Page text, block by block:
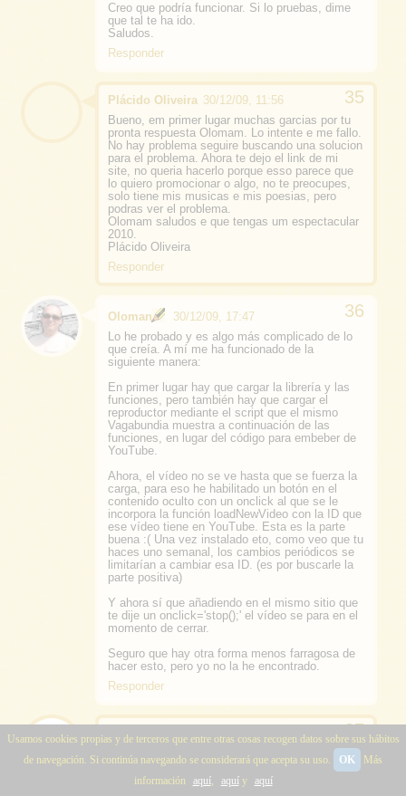
Creo que podría funcionar. Si lo pruebas, dime
que tal te ha ido.
Saludos.
Responder
Plácido Oliveira 30/12/09, 11:56
Bueno, em primer lugar muchas garcias por tu
pronta respuesta Olomam. Lo intente e me fallo.
No hay problema seguire buscando una solucion
para el problema. Ahora te dejo el link de mi
site, no queria hacerlo porque esso parece que
lo quiero promocionar o algo, no te preocupes,
solo tiene mis musicas e mis poesias, pero
podras ver el problema.
Olomam saludos e que tengas um espectacular
2010.
Plácido Oliveira
Responder
Oloman
30/12/09, 17:47
Lo he probado y es algo más complicado de lo
que creía. A mí me ha funcionado de la
siguiente manera:
En primer lugar hay que cargar la librería y las
funciones, pero también hay que cargar el
reproductor mediante el script que el mismo
Vagabundia muestra a continuación de las
funciones, en lugar del código para embeber de
YouTube.
Ahora, el vídeo no se ve hasta que se fuerza la
carga, para eso he habilitado un botón en el
contenido oculto con un onclick al que se le
incorpora la función loadNewVideo con la ID que
ese vídeo tiene en YouTube. Esta es la parte
buena :( Una vez instalado eto, como veo que tu
haces uno semanal, los cambios periódicos se
limitarían a cambiar esa ID. (es por buscarle la
parte positiva)
Y ahora sí que añadiendo en el mismo sitio que
te dije un onclick='stop();' el vídeo se para en el
momento de cerrar.
Seguro que hay otra forma menos farragosa de
hacer esto, pero yo no la he encontrado.
Responder
Oliveros
15/1/10, 11:40
hola un saludo y felicitaciones por este blog tan
interesante,fijate que eh estado tratando de
implementarlo en mi blog y se que estoy
haciendo algo mal que no funciona el script ya
Usamos cookies propias y de terceros que entre otras cosas recogen datos sobre sus hábitos
de navegación. Si continúa navegando se considerará que acepta su uso.
OK
Más
información
aquí, aquíy aquí